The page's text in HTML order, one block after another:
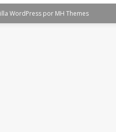
WordPress por MH Themes